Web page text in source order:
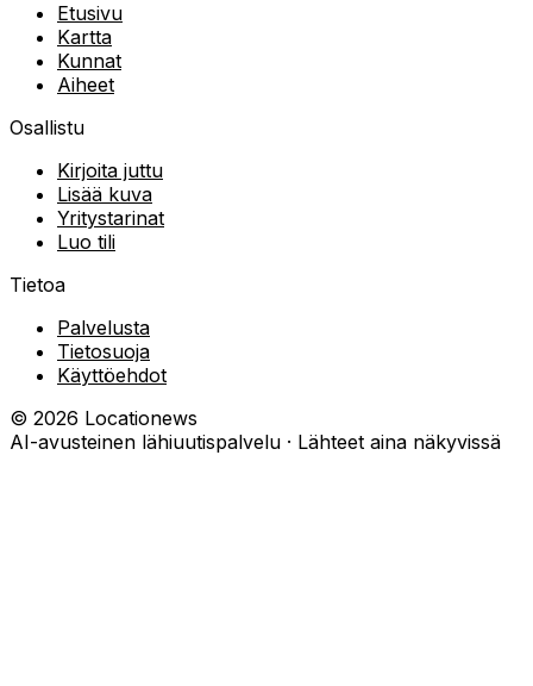
Etusivu
Kartta
Kunnat
Aiheet
Osallistu
Kirjoita juttu
Lisää kuva
Yritystarinat
Luo tili
Tietoa
Palvelusta
Tietosuoja
Käyttöehdot
© 2026 Locationews
AI-avusteinen lähiuutispalvelu · Lähteet aina näkyvissä